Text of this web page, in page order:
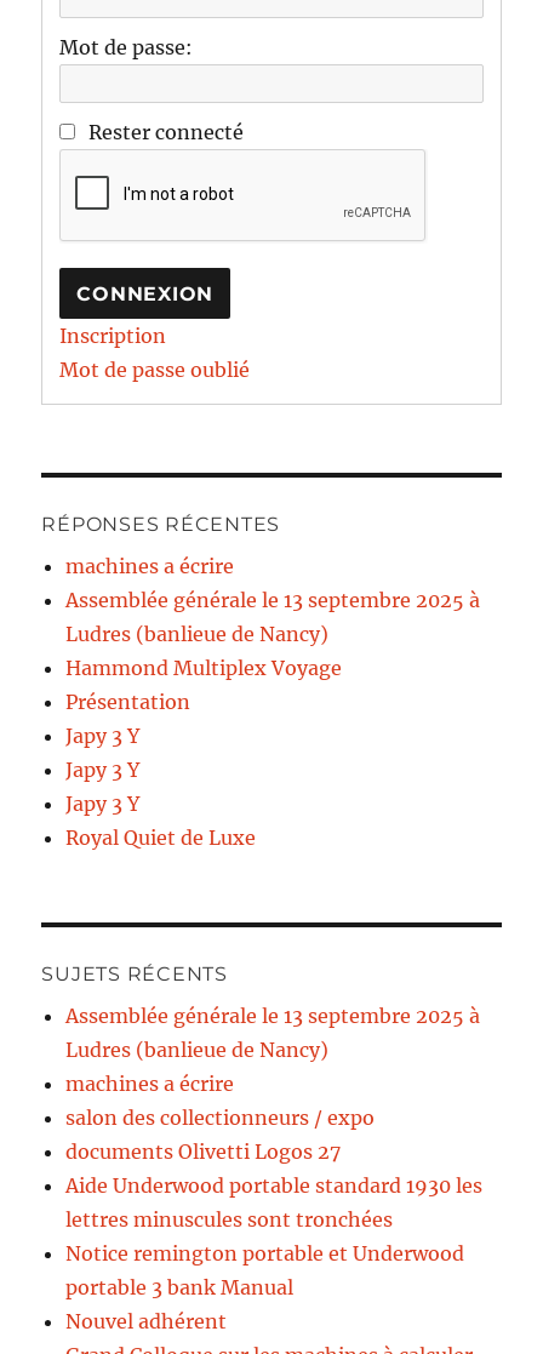
Mot de passe:
Rester connecté
CONNEXION
Inscription
Mot de passe oublié
RÉPONSES RÉCENTES
machines a écrire
Assemblée générale le 13 septembre 2025 à
Ludres (banlieue de Nancy)
Hammond Multiplex Voyage
Présentation
Japy 3 Y
Japy 3 Y
Japy 3 Y
Royal Quiet de Luxe
SUJETS RÉCENTS
Assemblée générale le 13 septembre 2025 à
Ludres (banlieue de Nancy)
machines a écrire
salon des collectionneurs / expo
documents Olivetti Logos 27
Aide Underwood portable standard 1930 les
lettres minuscules sont tronchées
Notice remington portable et Underwood
portable 3 bank Manual
Nouvel adhérent